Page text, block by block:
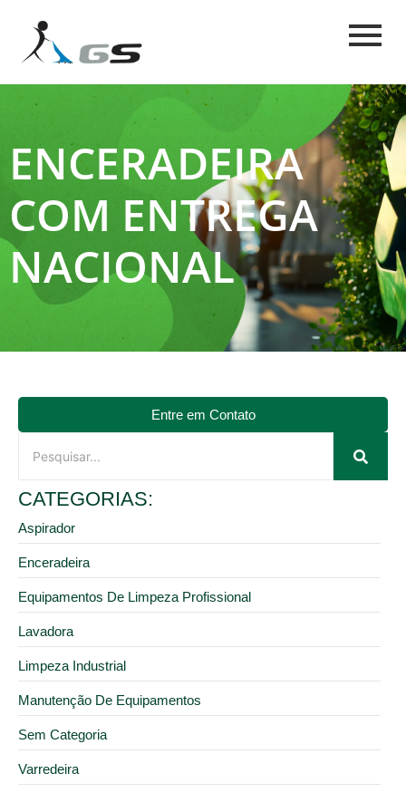
ENCERADEIRA
COM ENTREGA
NACIONAL
Entre em Contato
CATEGORIAS:
Aspirador
Enceradeira
Equipamentos De Limpeza Profissional
Lavadora
Limpeza Industrial
Manutenção De Equipamentos
Sem Categoria
Varredeira